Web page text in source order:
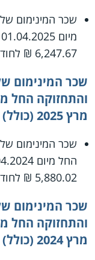
שכר המינימום
6,247.67 ₪ לחודש למשרה מלאה ו-34.32 ₪ לשעה.
שכר המינימום
מרץ 2025 (כולל)
שכר המינימום של
5,880.02 ₪ לחודש עבודה מלא ו- 32.30 ₪ לשעה.
שכר המינימום
מרץ 2024 (כולל)